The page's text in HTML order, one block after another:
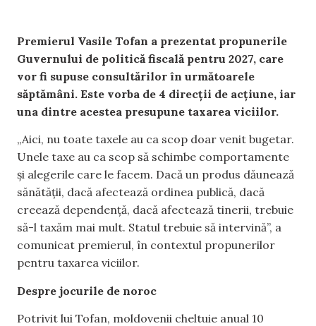
Premierul Vasile Tofan a prezentat propunerile
Guvernului de politică fiscală pentru 2027, care
vor fi supuse consultărilor în următoarele
săptămâni. Este vorba de 4 direcții de acțiune, iar
una dintre acestea presupune taxarea viciilor.
„Aici, nu toate taxele au ca scop doar venit bugetar.
Unele taxe au ca scop să schimbe comportamente
și alegerile care le facem. Dacă un produs dăunează
sănătății, dacă afectează ordinea publică, dacă
creează dependență, dacă afectează tinerii, trebuie
să-l taxăm mai mult. Statul trebuie să intervină”, a
comunicat premierul, în contextul propunerilor
pentru taxarea viciilor.
Despre jocurile de noroc
Potrivit lui Tofan, moldovenii cheltuie anual 10